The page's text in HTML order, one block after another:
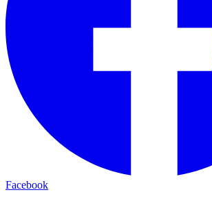
Facebook